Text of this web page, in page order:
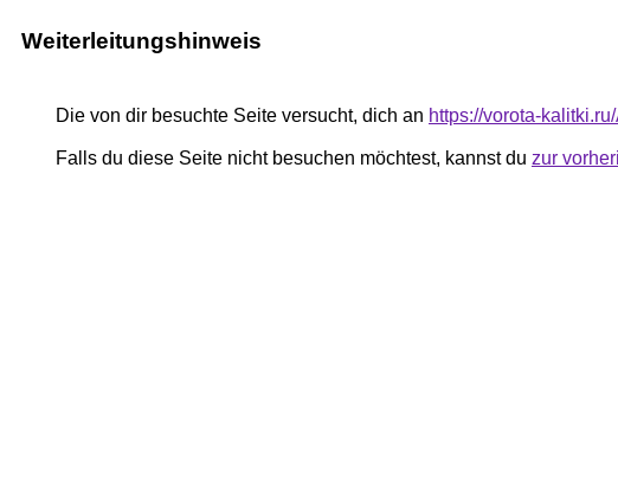
Weiterleitungshinweis
Die von dir besuchte Seite versucht, dich an https://vorota-
Falls du diese Seite nicht besuchen möchtest, kannst du zur